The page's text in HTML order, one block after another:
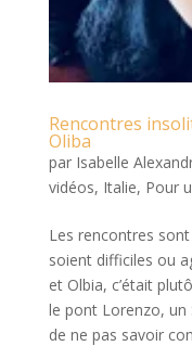
Rencontres
Oliba
par Isabelle
vidéos, Italie, Pour
Les rencontres
soient difficiles ou
et Olbia, c’était
le pont Lorenzo, un
de ne pas savoir